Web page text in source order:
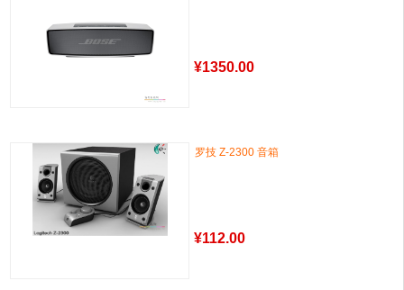
¥1350.00
罗技 Z-2300 音箱
¥112.00